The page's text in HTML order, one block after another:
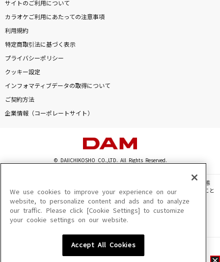
サイトのご利用について
カラオケご利用にあたっての注意事項
利用規約
特定商取引法に基づく表示
プライバシーポリシー
クッキー設定
インフォマティブデータの取得について
ご契約方法
企業情報（コーポレートサイト）
© DAIICHIKOSHO CO.,LTD. All Rights Reserved.
このサイトに掲載されている一切の文章・画像・写真・動画・音声等を、手段や形態
を問わず、著作権法の定める範囲を超えて無断で複製、転載、ファイル化などすること
を禁じます。
楽曲及びコンテンツは、機種によりご利用いただけない場合があります。
楽曲及びコンテンツの配信日、配信内容が変更になる場合があります。
We use cookies to improve your experience on our
website, to personalize content and ads and to analyze
our traffic. Please click [Cookie Settings] to customize
your cookie settings on our website.
Accept All Cookies